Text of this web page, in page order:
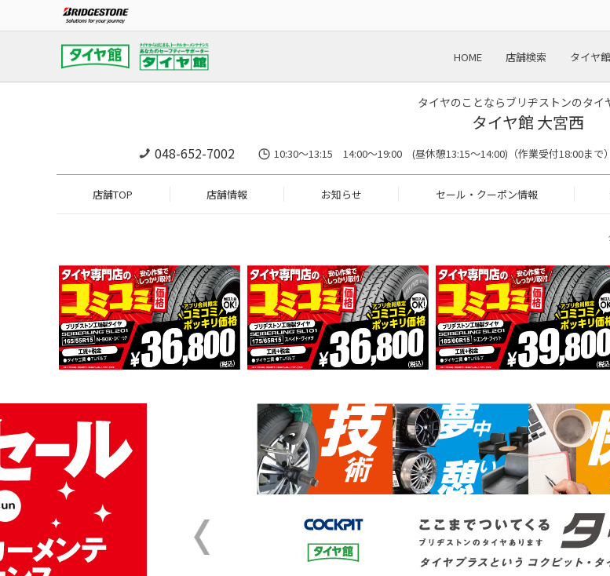
HOME 店舗検索 タイヤ
タイヤのことならブリヂストンのタイ
タイヤ館 大宮西
048-652-7002 10:30～13:15 14:00～19:00 (昼休憩13:15～14:00)（作業受付18:00まで）
店舗TOP 店舗情報 お知らせ セール・クーポン情報